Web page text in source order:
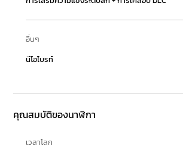
อื่นๆ
นีโอไบรท์
คุณสมบัติของนาฬิกา
เวลาโลก